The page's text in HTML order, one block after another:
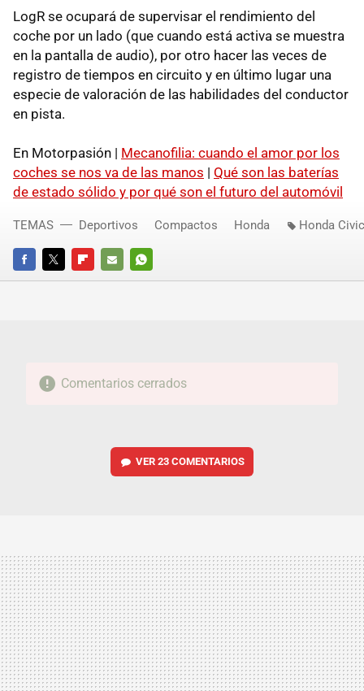
LogR se ocupará de supervisar el rendimiento del
coche por un lado (que cuando está activa se muestra
en la pantalla de audio), por otro hacer las veces de
registro de tiempos en circuito y en último lugar una
especie de valoración de las habilidades del conductor
en pista.
En Motorpasión | Mecanofilia: cuando el amor por los
coches se nos va de las manos | Qué son las baterías
de estado sólido y por qué son el futuro del automóvil
FACEBOOKTWITTERFLIPBOARD
E-
WHATSAPP
TEMAS Deportivos Compactos Honda Honda Civic
Comentarios cerrados
VER 23 COMENTARIOS